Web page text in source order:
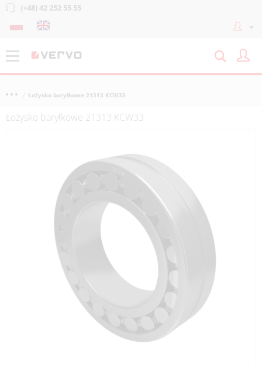
(+48) 42 252 55 55
Łożysko baryłkowe 21313 KCW33
Łożysko baryłkowe 21313 KCW33